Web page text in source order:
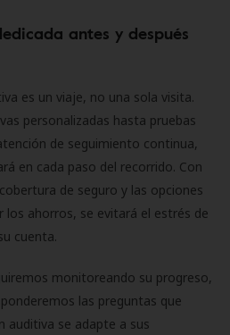
antes y después
es un viaje, no una sola visita.
personalizadas hasta pruebas
de seguimiento continua,
en cada paso del recorrido. Con
de seguro y las opciones
los ahorros, se evitará el estrés de
cuenta.
monitoreando su progreso,
las preguntas que
auditiva se adapte a sus